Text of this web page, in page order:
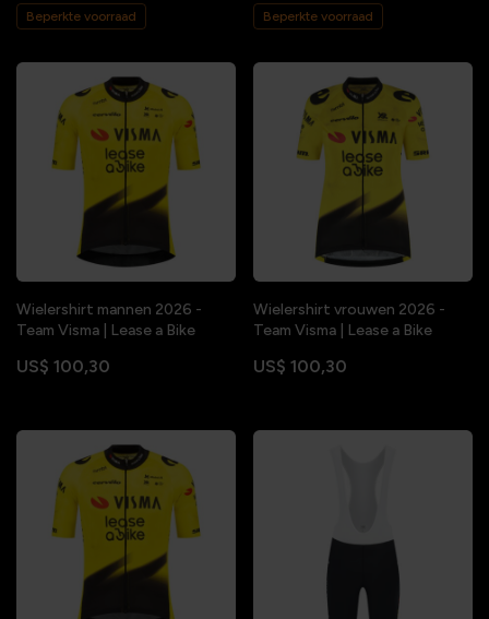
Beperkte voorraad Beperkte voorraad
Wielershirt mannen 2026 -
Team Visma | Lease a Bike
US$ 100,30
Wielershirt vrouwen 2026 -
Team Visma | Lease a Bike
US$ 100,30